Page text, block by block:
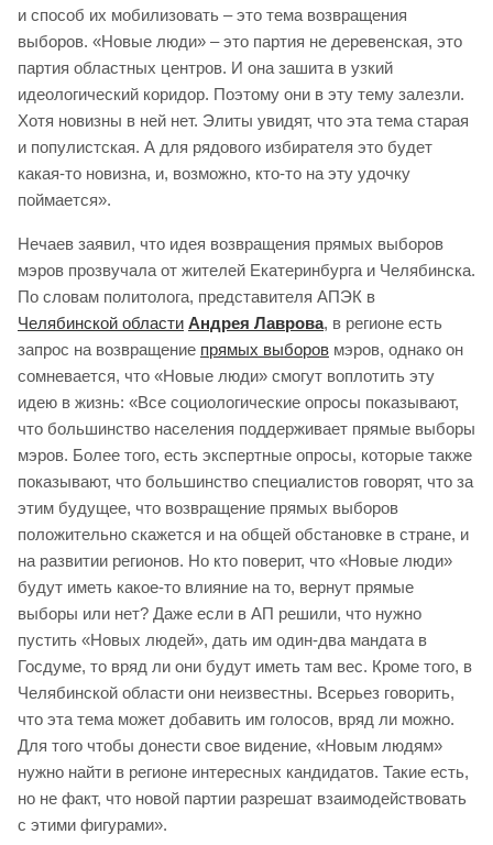
и способ их мобилизовать – это тема возвращения
выборов. «Новые люди» – это партия не деревенская, это
партия областных центров. И она зашита в узкий
идеологический коридор. Поэтому они в эту тему залезли.
Хотя новизны в ней нет. Элиты увидят, что эта тема старая
и популистская. А для рядового избирателя это будет
какая-то новизна, и, возможно, кто-то на эту удочку
поймается».
Нечаев заявил, что идея возвращения прямых выборов
мэров прозвучала от жителей Екатеринбурга и Челябинска.
По словам политолога, представителя АПЭК в
Челябинской области Андрея Лаврова, в регионе есть
запрос на возвращение прямых выборов мэров, однако он
сомневается, что «Новые люди» смогут воплотить эту
идею в жизнь: «Все социологические опросы показывают,
что большинство населения поддерживает прямые выборы
мэров. Более того, есть экспертные опросы, которые также
показывают, что большинство специалистов говорят, что за
этим будущее, что возвращение прямых выборов
положительно скажется и на общей обстановке в стране, и
на развитии регионов. Но кто поверит, что «Новые люди»
будут иметь какое-то влияние на то, вернут прямые
выборы или нет? Даже если в АП решили, что нужно
пустить «Новых людей», дать им один-два мандата в
Госдуме, то вряд ли они будут иметь там вес. Кроме того, в
Челябинской области они неизвестны. Всерьез говорить,
что эта тема может добавить им голосов, вряд ли можно.
Для того чтобы донести свое видение, «Новым людям»
нужно найти в регионе интересных кандидатов. Такие есть,
но не факт, что новой партии разрешат взаимодействовать
с этими фигурами».